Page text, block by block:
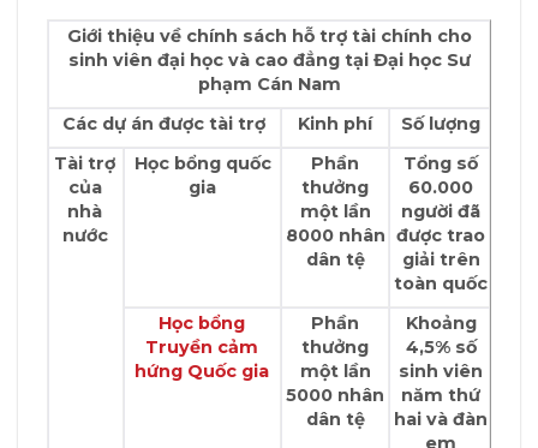
Giới thiệu về chính sách hỗ trợ tài chính cho
sinh viên đại học và cao đẳng tại Đại học Sư
phạm Cán Nam
Các dự án được tài trợ
Kinh phí
Số lượng
Tài trợ
của
nhà
nước
Học bổng quốc
gia
Phần
thưởng
một lần
8000 nhân
dân tệ
Tổng số
60.000
người đã
được trao
giải trên
toàn quốc
Học bổng
Truyền cảm
hứngQuốc gia
Phần
thưởng
một lần
5000 nhân
dân tệ
Khoảng
4,5% số
sinh viên
năm thứ
hai và đàn
em